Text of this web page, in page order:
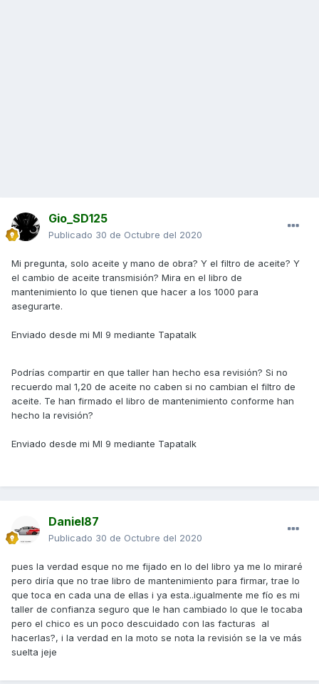
Gio_SD125
Publicado 30 de Octubre del 2020
Mi pregunta, solo aceite y mano de obra? Y el filtro de aceite? Y
el cambio de aceite transmisión? Mira en el libro de
mantenimiento lo que tienen que hacer a los 1000 para
asegurarte.
Enviado desde mi MI 9 mediante Tapatalk
Podrías compartir en que taller han hecho esa revisión? Si no
recuerdo mal 1,20 de aceite no caben si no cambian el filtro de
aceite. Te han firmado el libro de mantenimiento conforme han
hecho la revisión?
Enviado desde mi MI 9 mediante Tapatalk
Daniel87
Publicado 30 de Octubre del 2020
pues la verdad esque no me fijado en lo del libro ya me lo miraré
pero diría que no trae libro de mantenimiento para firmar, trae lo
que toca en cada una de ellas i ya esta..igualmente me fío es mi
taller de confianza seguro que le han cambiado lo que le tocaba
pero el chico es un poco descuidado con las facturas al
hacerlas?, i la verdad en la moto se nota la revisión se la ve más
suelta jeje